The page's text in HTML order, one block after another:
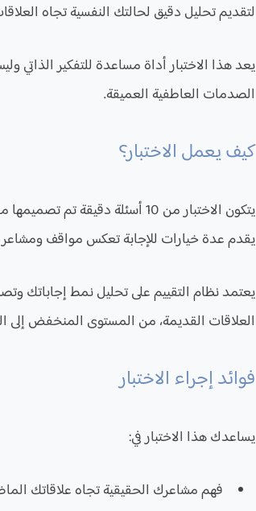
لتقديم تحليل دقيق لحالتك النفسية تجاه
يعد هذا الاختبار أداة مساعدة للتفكير الذاتي
الصدمات العاطفية العميقة.
كيف يعمل الاختبار؟
يتكون الاختبار من 10 أسئلة
يقدم عدة خيارات للإجابة تعكس مواقف ومشاعر
يعتمد نظام التقييم على تحليل نمط إجاباتك
العلاقات القديمة، من المستوى المنخفض إلى
فوائد إجراء الاختبار
يساعدك هذا الاختبار في:
فهم مشاعرك الحقيقية تجاه علاقاتك